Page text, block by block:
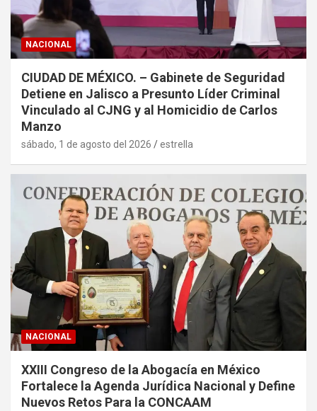
NACIONAL
CIUDAD DE MÉXICO. – Gabinete de Seguridad
Detiene en Jalisco a Presunto Líder Criminal
Vinculado al CJNG y al Homicidio de Carlos
Manzo
sábado, 1 de agosto del 2026 estrella
NACIONAL
XXIII Congreso de la Abogacía en México
Fortalece la Agenda Jurídica Nacional y Define
Nuevos Retos Para la CONCAAM